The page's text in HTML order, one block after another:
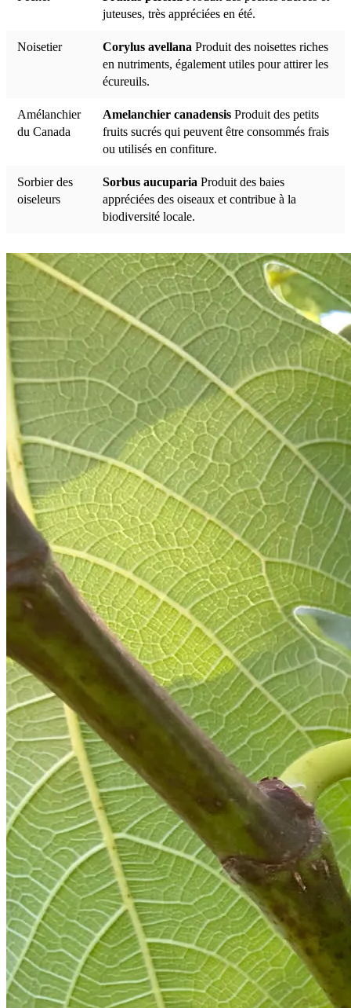
juteuses, très appréciées en été.
Noisetier Corylus avellana Produit des noisettes riches
en nutriments, également utiles pour attirer les
écureuils.
Amélanchier
du Canada
Amelanchier canadensis Produit des petits
fruits sucrés qui peuvent être consommés frais
ou utilisés en confiture.
Sorbier des
oiseleurs
Sorbus aucuparia Produit des baies
appréciées des oiseaux et contribue à la
biodiversité locale.